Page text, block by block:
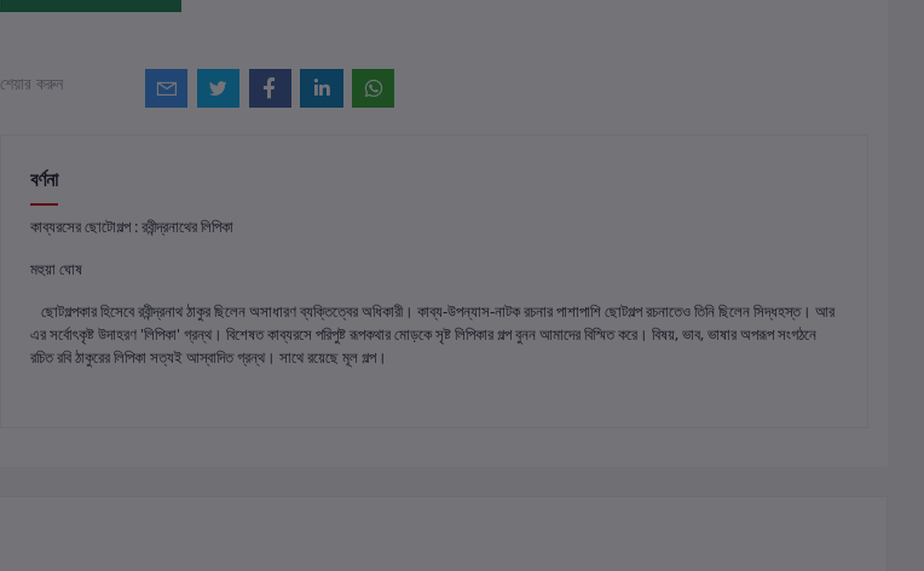
শেয়ার করুন
বর্ণনা
কাব্যরসের ছোটোগল্প : রবীন্দ্রনাথের লিপিকা
মহুয়া ঘোষ
ছোটগল্পকার হিসেবে রবীন্দ্রনাথ ঠাকুর ছিলেন অসাধারণ ব্যক্তিত্বের অধিকারী। কাব্য-উপন্যাস-নাটক রচনার পাশাপাশি ছোটগল্প রচনাতেও তিনি ছিলেন সিদ্ধহস্ত। আর
এর সর্বোৎকৃষ্ট উদাহরণ 'লিপিকা' গ্রন্থ। বিশেষত কাব্যরসে পরিপুষ্ট রূপকথার মোড়কে সৃষ্ট লিপিকার গল্প বুনন আমাদের বিস্মিত করে। বিষয়, ভাব, ভাষার অপরূপ সংগঠনে
রচিত রবি ঠাকুরের লিপিকা সত্যই আস্বাদিত গ্রন্থ। সাথে রয়েছে মূল গল্প।